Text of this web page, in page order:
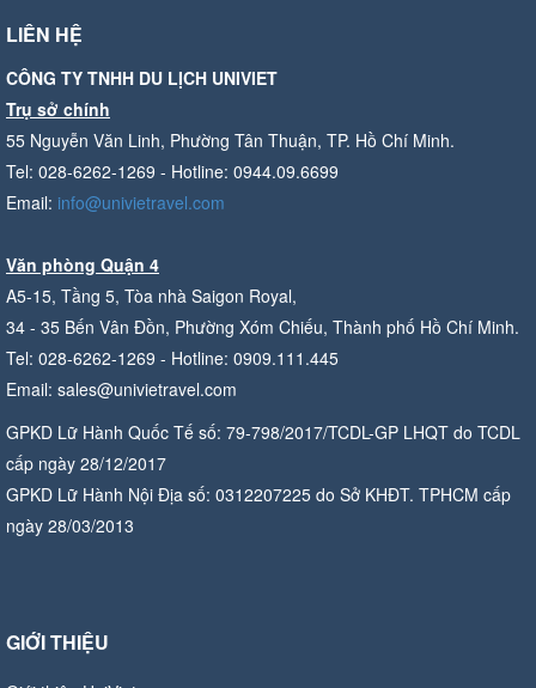
LIÊN HỆ
CÔNG TY TNHH DU LỊCH UNIVIET
Trụ sở chính
55 Nguyễn Văn Linh, Phường Tân Thuận, TP. Hồ Chí Minh.
Tel: 028-6262-1269 - Hotline: 0944.09.6699
Email: info@univietravel.com
Văn phòng Quận 4
A5-15, Tầng 5, Tòa nhà Saigon Royal,
34 - 35 Bến Vân Đồn, Phường Xóm Chiếu, Thành phố Hồ Chí Minh.
Tel: 028-6262-1269 - Hotline: 0909.111.445
Email: sales@univietravel.com
GPKD Lữ Hành Quốc Tế số: 79-798/2017/TCDL-GP LHQT do TCDL
cấp ngày 28/12/2017
GPKD Lữ Hành Nội Địa số: 0312207225 do Sở KHĐT. TPHCM cấp
ngày 28/03/2013
GIỚI THIỆU